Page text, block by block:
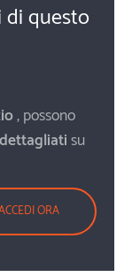
questo
, possono
su
ORA